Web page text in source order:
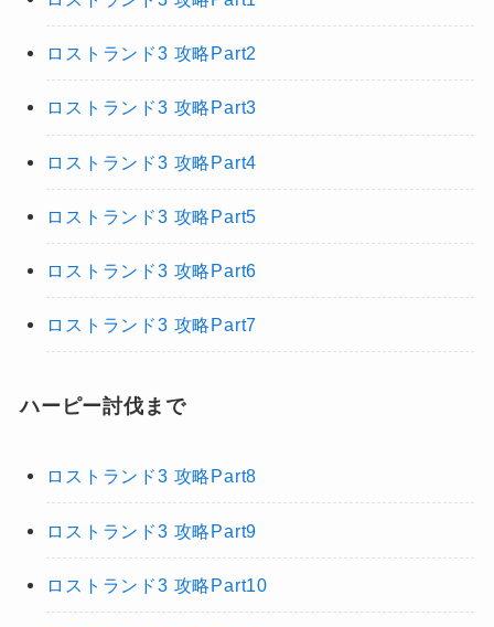
ロストランド3 攻略Part2
ロストランド3 攻略Part3
ロストランド3 攻略Part4
ロストランド3 攻略Part5
ロストランド3 攻略Part6
ロストランド3 攻略Part7
ハーピー討伐まで
ロストランド3 攻略Part8
ロストランド3 攻略Part9
ロストランド3 攻略Part10